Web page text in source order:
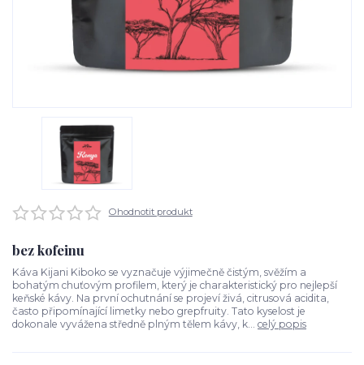
Ohodnotit produkt
bez kofeinu
Káva Kijani Kiboko se vyznačuje výjimečně čistým, svěžím a
bohatým chuťovým profilem, který je charakteristický pro nejlepší
keňské kávy. Na první ochutnání se projeví živá, citrusová acidita,
často připomínající limetky nebo grepfruity. Tato kyselost je
dokonale vyvážena středně plným tělem kávy, k... celý popis